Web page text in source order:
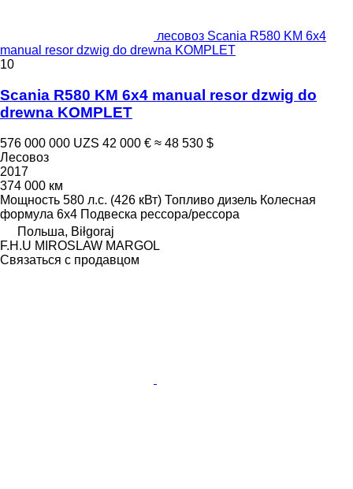
лесовоз Scania R580 KM 6x4
manual resor dzwig do drewna KOMPLET
10
Scania R580 KM 6x4 manual resor dzwig do
drewna KOMPLET
576 000 000 UZS 42 000 € ≈ 48 530 $
Лесовоз
2017
374 000 км
Мощность 580 л.с. (426 кВт) Топливо дизель Колесная
формула 6x4 Подвеска рессора/рессора
Польша, Biłgoraj
F.H.U MIROSLAW MARGOL
Связаться с продавцом